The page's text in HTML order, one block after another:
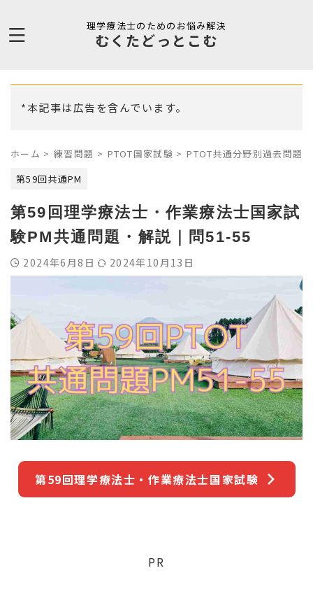
理学療法士のためのお悩み解決
むくたどっとこむ
*本記事は広告を含んでいます。
ホーム > 練習問題 > PTOT国家試験 > PTOT共通分野別過去問題
第59回共通PM
第59回理学療法士・作業療法士国家試
験PM共通問題・解説｜問51-55
2024年6月8日 2024年10月13日
第59回理学療法士・作業療法士国家試験
PR